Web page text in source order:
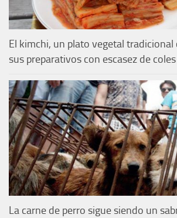
El kimchi, un plato vegetal tradicional
sus preparativos con escasez de coles
La carne de perro sigue siendo un